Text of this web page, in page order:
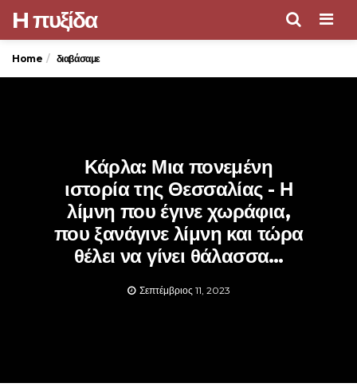
H πυξίδα
Home διαβάσαμε
Κάρλα: Μια πονεμένη
ιστορία της Θεσσαλίας - Η
λίμνη που έγινε χωράφια,
που ξανάγινε λίμνη και τώρα
θέλει να γίνει θάλασσα…
Σεπτέμβριος 11, 2023